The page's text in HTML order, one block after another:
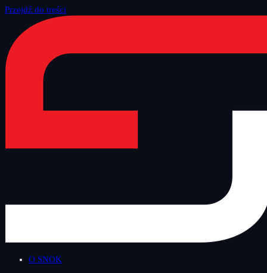
Przejdź do treści
O SNOK
Strona główna